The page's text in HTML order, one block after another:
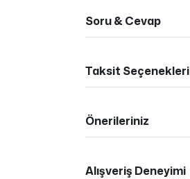
Soru & Cevap
Taksit Seçenekleri
Önerileriniz
Alışveriş Deneyimi